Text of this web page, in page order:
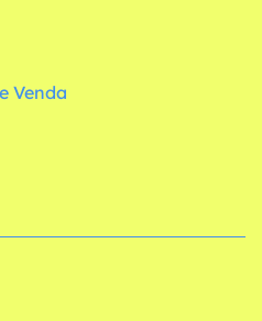
Venda